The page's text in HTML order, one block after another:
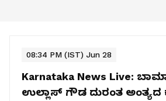
08:34 PM (IST) Jun 28
Karnataka News Live:
ಉಲ್ಲಾಸ್‌ ಗೌಡ ದುರಂತ ಅಂತ್ಯದ